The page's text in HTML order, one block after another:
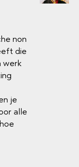
non
die
werk
je
alle